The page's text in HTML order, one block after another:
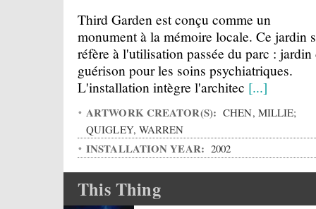
Third Garden est conçu comme un
monument à la mémoire locale. Ce jardin
réfère à l'utilisation passée du parc : jardin
guérison pour les soins psychiatriques.
L'installation intègre l'architec [...]
ARTWORK CREATOR(S): CHEN, MILLIE;
QUIGLEY, WARREN
INSTALLATION YEAR: 2002
This Thing